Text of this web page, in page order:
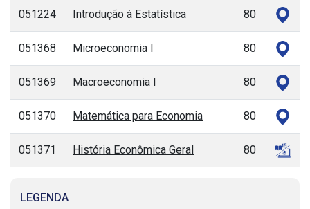
051224 Introdução à Estatística 80
051368 Microeconomia I 80
051369 Macroeconomia I 80
051370 Matemática para Economia 80
051371 História Econômica Geral 80
LEGENDA